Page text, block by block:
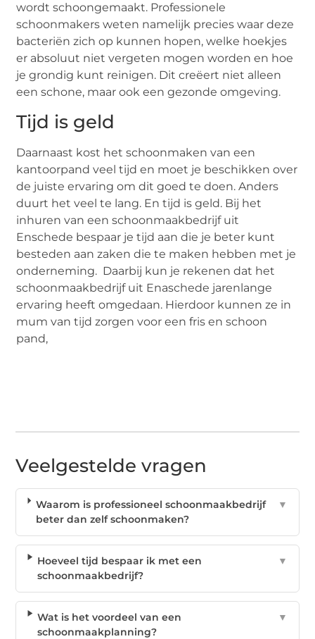
wordt schoongemaakt. Professionele
schoonmakers weten namelijk precies waar deze
bacteriën zich op kunnen hopen, welke hoekjes
er absoluut niet vergeten mogen worden en hoe
je grondig kunt reinigen. Dit creëert niet alleen
een schone, maar ook een gezonde omgeving.
Tijd is geld
Daarnaast kost het schoonmaken van een
kantoorpand veel tijd en moet je beschikken over
de juiste ervaring om dit goed te doen. Anders
duurt het veel te lang. En tijd is geld. Bij het
inhuren van een schoonmaakbedrijf uit
Enschede bespaar je tijd aan die je beter kunt
besteden aan zaken die te maken hebben met je
onderneming. Daarbij kun je rekenen dat het
schoonmaakbedrijf uit Enaschede jarenlange
ervaring heeft omgedaan. Hierdoor kunnen ze in
mum van tijd zorgen voor een fris en schoon
pand,
Veelgestelde vragen
Waarom is professioneel schoonmaakbedrijf
beter dan zelf schoonmaken?
▼
Hoeveel tijd bespaar ik met een
schoonmaakbedrijf?
▼
Wat is het voordeel van een
schoonmaakplanning?
▼